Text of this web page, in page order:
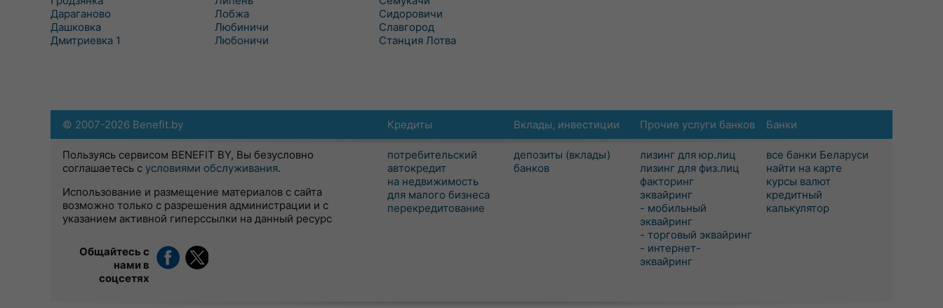
Дараганово
Дашковка
Дмитриевка 1
Лобжа
Любиничи
Любоничи
Сидоровичи
Славгород
Станция Лотва
Кредиты
потребительский
автокредит
на недвижимость
для малого бизнеса
перекредитование
Вклады, инвестиции
депозиты (вклады)
банков
Прочие услуги банков
лизинг для юр.лиц
лизинг для физ.лиц
факторинг
эквайринг
- мобильный
эквайринг
- торговый эквайринг
- интернет-
эквайринг
Банки
все банки Беларуси
найти на карте
курсы валют
кредитный
калькулятор
© 2007-2026 Benefit.by
Пользуясь сервисом BENEFIT BY, Вы безусловно
соглашаетесь с условиями обслуживания.
Использование и размещение материалов с сайта
возможно только с разрешения администрации и с
указанием активной гиперссылки на данный ресурс
Общайтесь с
нами в
соцсетях